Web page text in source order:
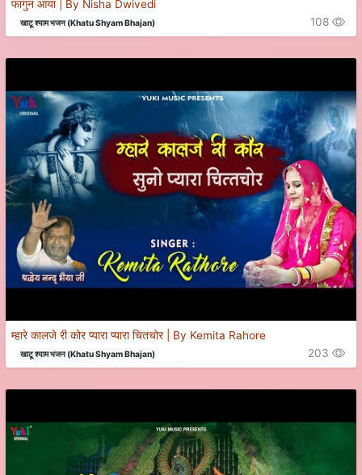
फागुन आया | By Nisha Dwivedi
खाटू श्याम भजन (Khatu Shyam Bhajan) 108
म्हारे कालजे री कोर प्यारा प्यारा चितचोर | By Kemita Rahore
खाटू श्याम भजन (Khatu Shyam Bhajan) 203